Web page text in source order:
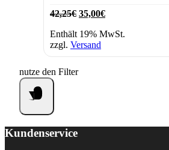
42,25€ Ursprünglicher
war:
42,25€
35,00€Aktueller
ist:
Enthält 19% MwSt.
zzgl. Versand
nutze den Filter
Kundenservice